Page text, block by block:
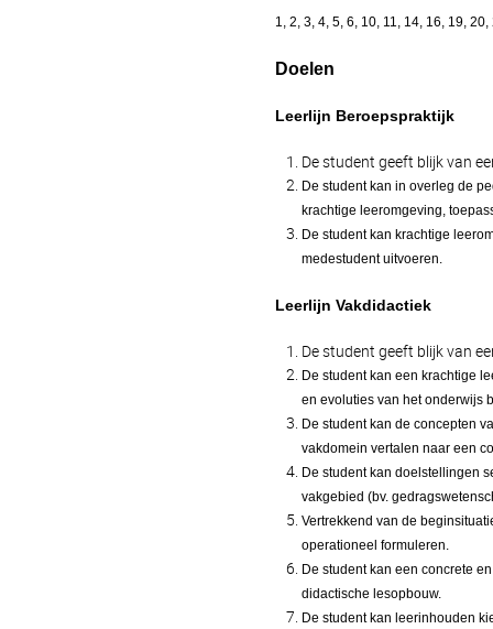
1, 2, 3, 4, 5, 6, 10, 11, 14, 16, 19,
Doelen
Leerlijn Beroepspraktijk
De student geeft blijk van
De student kan in overleg de
krachtige leeromgeving,
De student kan krachtige
medestudent uitvoeren.
Leerlijn Vakdidactiek
De student geeft blijk van
De student kan een krachtige
en evoluties van het onderwijs
De student kan de concepten
vakdomein vertalen naar een
De student kan doelstellingen
vakgebied (bv.
Vertrekkend van de
operationeel formuleren.
De student kan een concrete
didactische lesopbouw.
De student kan leerinhouden